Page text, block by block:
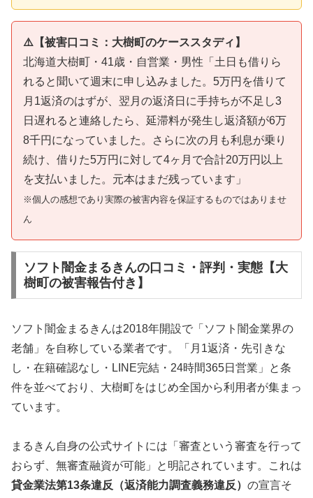
⚠️【被害口コミ：大樹町のケーススタディ】
北海道大樹町・41歳・自営業・男性「土日も借りら
れると聞いて週末に申し込みました。5万円を借りて
月1返済のはずが、翌月の返済日に手持ちが不足し3
日遅れると連絡したら、延滞料が発生し返済額が6万
8千円になっていました。さらに次の月も利息が乗り
続け、借りた5万円に対して4ヶ月で合計20万円以上
を支払いました。元本はまだ残っています」
※個人の感想であり実際の被害内容を保証するものではありませ
ん
ソフト闇金まるきんの口コミ・評判・実態【大
樹町の被害報告付き】
ソフト闇金まるきんは2018年開設で「ソフト闇金業界の
老舗」を自称している業者です。「月1返済・先引きな
し・在籍確認なし・LINE完結・24時間365日営業」と条
件を並べており、大樹町をはじめ全国から利用者が集まっ
ています。
まるきん自身の公式サイトには「審査という審査を行って
おらず、無審査融資が可能」と明記されています。これは
貸金業法第13条違反（返済能力調査義務違反） の宣言そ